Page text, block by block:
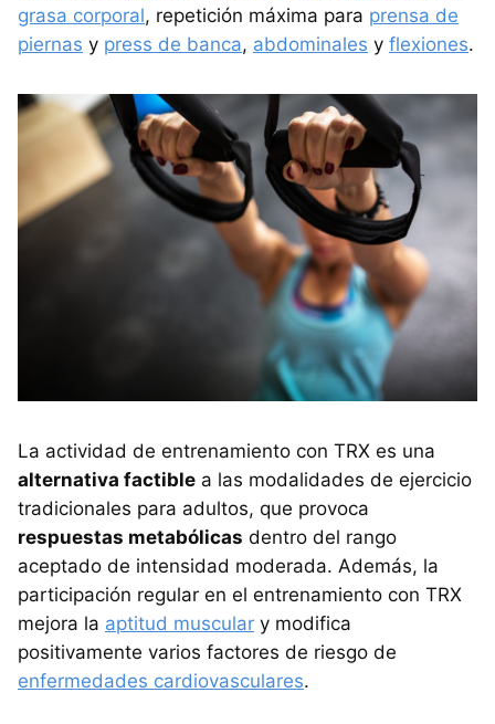
grasa corporal, repetición máxima para prensa de
piernas y press de banca, abdominales y flexiones.
La actividad de entrenamiento con TRX es una
alternativa factible a las modalidades de ejercicio
tradicionales para adultos, que provoca
respuestas metabólicas dentro del rango
aceptado de intensidad moderada. Además, la
participación regular en el entrenamiento con TRX
mejora la aptitud muscular y modifica
positivamente varios factores de riesgo de
enfermedades cardiovasculares.